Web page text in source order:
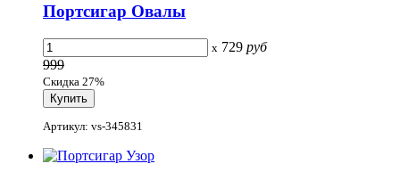
Портсигар Овалы
x 729 руб
999
Скидка 27%
Артикул: vs-345831